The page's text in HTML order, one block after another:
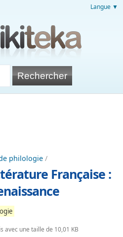
Langue ▼
philologie /
Française :
avec une taille de 10,01 KB